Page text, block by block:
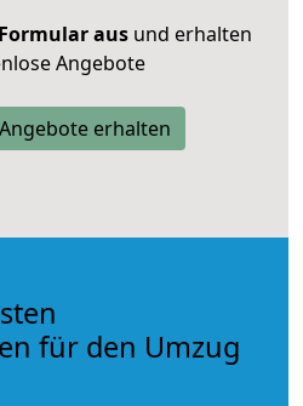
ausund erhalten
Angebote
erhalten
für den Umzug